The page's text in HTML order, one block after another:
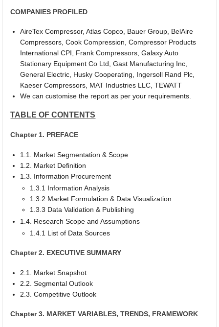
COMPANIES PROFILED
AireTex Compressor, Atlas Copco, Bauer Group, BelAire
Compressors, Cook Compression, Compressor Products
International CPI, Frank Compressors, Galaxy Auto
Stationary Equipment Co Ltd, Gast Manufacturing Inc,
General Electric, Husky Cooperating, Ingersoll Rand Plc,
Kaeser Compressors, MAT Industries LLC, TEWATT
We can customise the report as per your requirements.
TABLE OF CONTENTS
Chapter 1. PREFACE
1.1. Market Segmentation & Scope
1.2. Market Definition
1.3. Information Procurement
1.3.1 Information Analysis
1.3.2 Market Formulation & Data Visualization
1.3.3 Data Validation & Publishing
1.4. Research Scope and Assumptions
1.4.1 List of Data Sources
Chapter 2. EXECUTIVE SUMMARY
2.1. Market Snapshot
2.2. Segmental Outlook
2.3. Competitive Outlook
Chapter 3. MARKET VARIABLES, TRENDS, FRAMEWORK